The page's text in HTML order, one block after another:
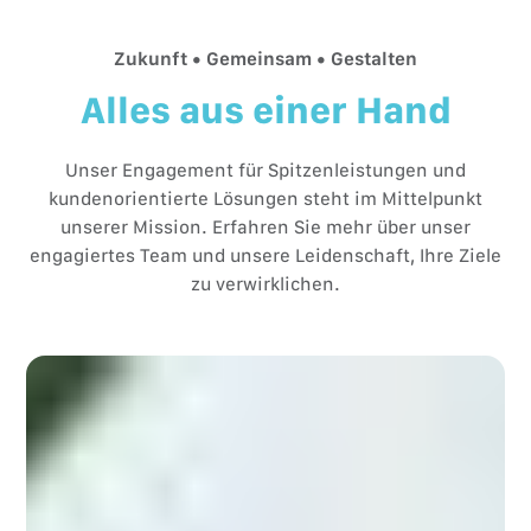
Zukunft • Gemeinsam • Gestalten
Alles aus einer Hand
Unser Engagement für Spitzenleistungen und
kundenorientierte Lösungen steht im Mittelpunkt
unserer Mission. Erfahren Sie mehr über unser
engagiertes Team und unsere Leidenschaft, Ihre Ziele
zu verwirklichen.